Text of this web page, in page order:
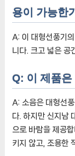
용이 가능한
A: 이 대형선풍기
니다. 크고 넓은 공
Q: 이 제품
A: 소음은 대형선
다. 하지만 신지남
으로 바람을 제공
키지 않고, 조용한